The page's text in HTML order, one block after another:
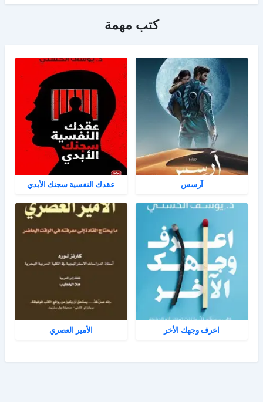
كتب مهمة
آرسس عقدك النفسية سجنك الأبدي
اعرف وجهك الأخر الأمير العصري